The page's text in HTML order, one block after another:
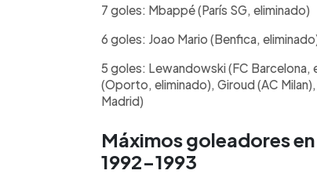
7 goles: Mbappé (París SG, eliminado)
6 goles: Joao Mario (Benfica,
5 goles: Lewandowski (FC Barcelona,
(Oporto, eliminado), Giroud (AC
Madrid)
Máximos goleadores
1992-1993